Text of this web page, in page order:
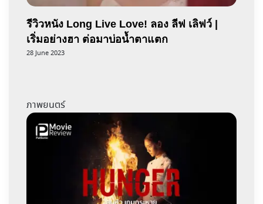
รีวิวหนัง Long Live Love! ลอง ลีฟ เลิฟว์ |
เริ่มอย่างฮา ต่อมาบ่อน้ำตาแตก
28 June 2023
ภาพยนตร์